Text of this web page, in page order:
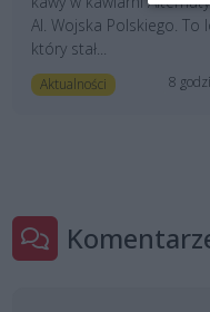
Al. Wojska Polskiego. To
który stał...
Aktualności 8